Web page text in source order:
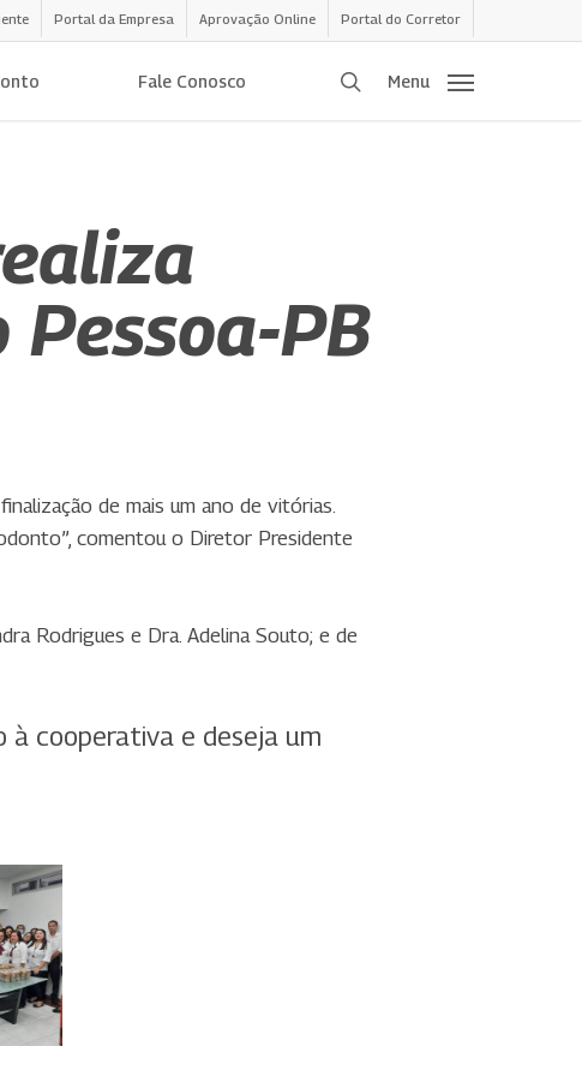
Portal da Empresa Aprovação Online Portal do Corretor
Fale Conosco procurar
Menu
PB
de mais um ano de vitórias.
comentou o Diretor Presidente
Rodrigues e Dra. Adelina Souto; e de
à cooperativa e deseja um